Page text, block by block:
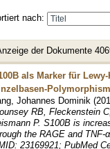
nach:
der Dokumente
als Marker für
Johannes Dominik (
RB, Fleckenstein
P. S100B is
the RAGE and TNF-
23169921; PubMed